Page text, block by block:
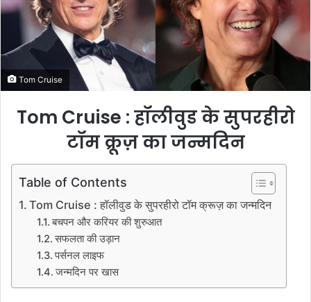
m
a
i
l
Tom Cruise
Tom Cruise : हॉलीवुड के सुपरहीरो
टॉम क्रूज़ का जन्मदिन
Table of Contents
Tom Cruise : हॉलीवुड के सुपरहीरो टॉम क्रूज़ का जन्मदिन
बचपन और करियर की शुरुआत
सफलता की उड़ान
पर्सनल लाइफ
जन्मदिन पर खास